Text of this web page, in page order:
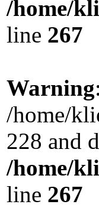
/home/
line 267
Warning
/home/
228 and
/home/
line 267